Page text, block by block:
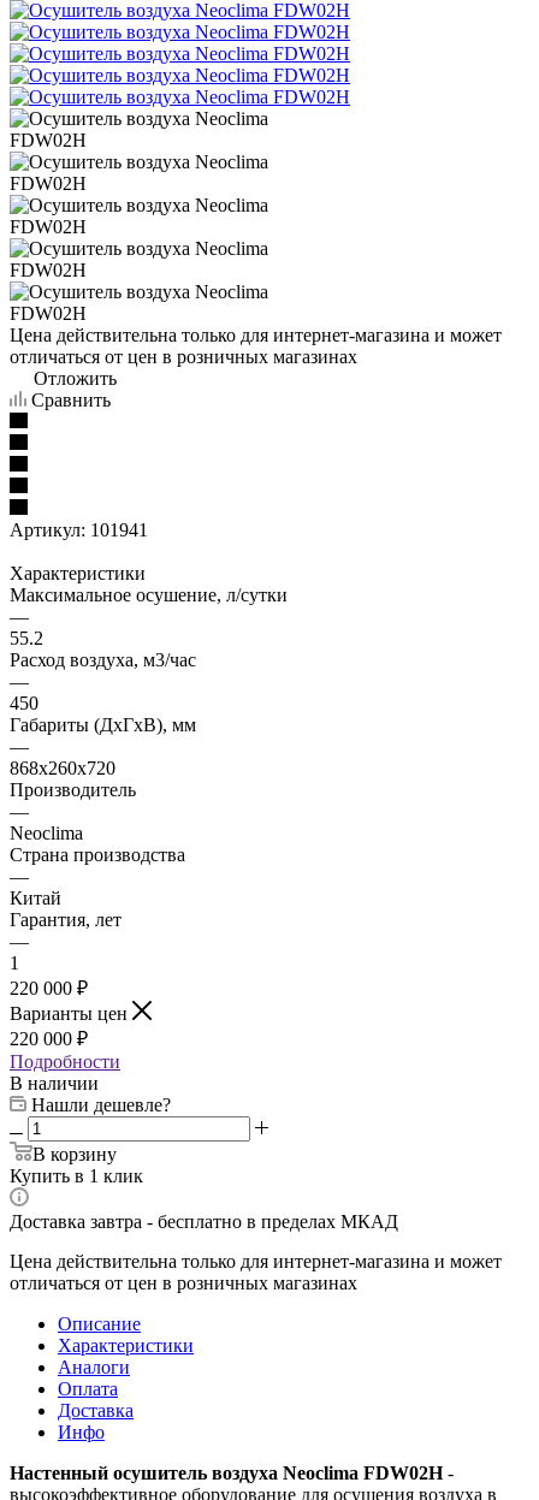
Цена действительна только для интернет-магазина и может
отличаться от цен в розничных магазинах
Отложить
Сравнить
Артикул: 101941
Характеристики
Максимальное осушение, л/сутки
—
55.2
Расход воздуха, м3/час
—
450
Габариты (ДxГxВ), мм
—
868x260x720
Производитель
—
Neoclima
Страна производства
—
Китай
Гарантия, лет
—
1
220 000 ₽
Варианты цен
220 000 ₽
Подробности
В наличии
Нашли дешевле?
В корзину
Купить в 1 клик
Доставка завтра - бесплатно в пределах МКАД
Цена действительна только для интернет-магазина и может
отличаться от цен в розничных магазинах
Описание
Характеристики
Аналоги
Оплата
Доставка
Инфо
Настенный осушитель воздуха Neoclima FDW02H-
высокоэффективное оборудование для осушения воздуха в